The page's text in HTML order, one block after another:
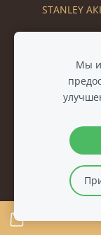
STANLEY
Мы